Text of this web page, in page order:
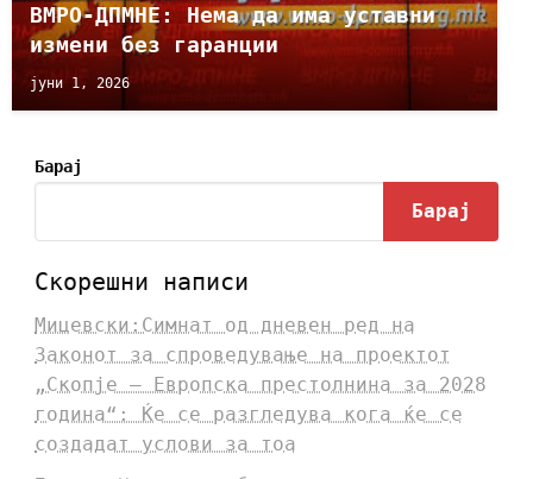
ВМРО-ДПМНЕ: Нема да има уставни
измени без гаранции
јуни 1, 2026
Барај
Барај
Скорешни написи
Мицевски:Симнат од дневен ред на
Законот за спроведување на проектот
„Скопје – Европска престолнина за 2028
година“: Ќе се разгледува кога ќе се
создадат услови за тоа